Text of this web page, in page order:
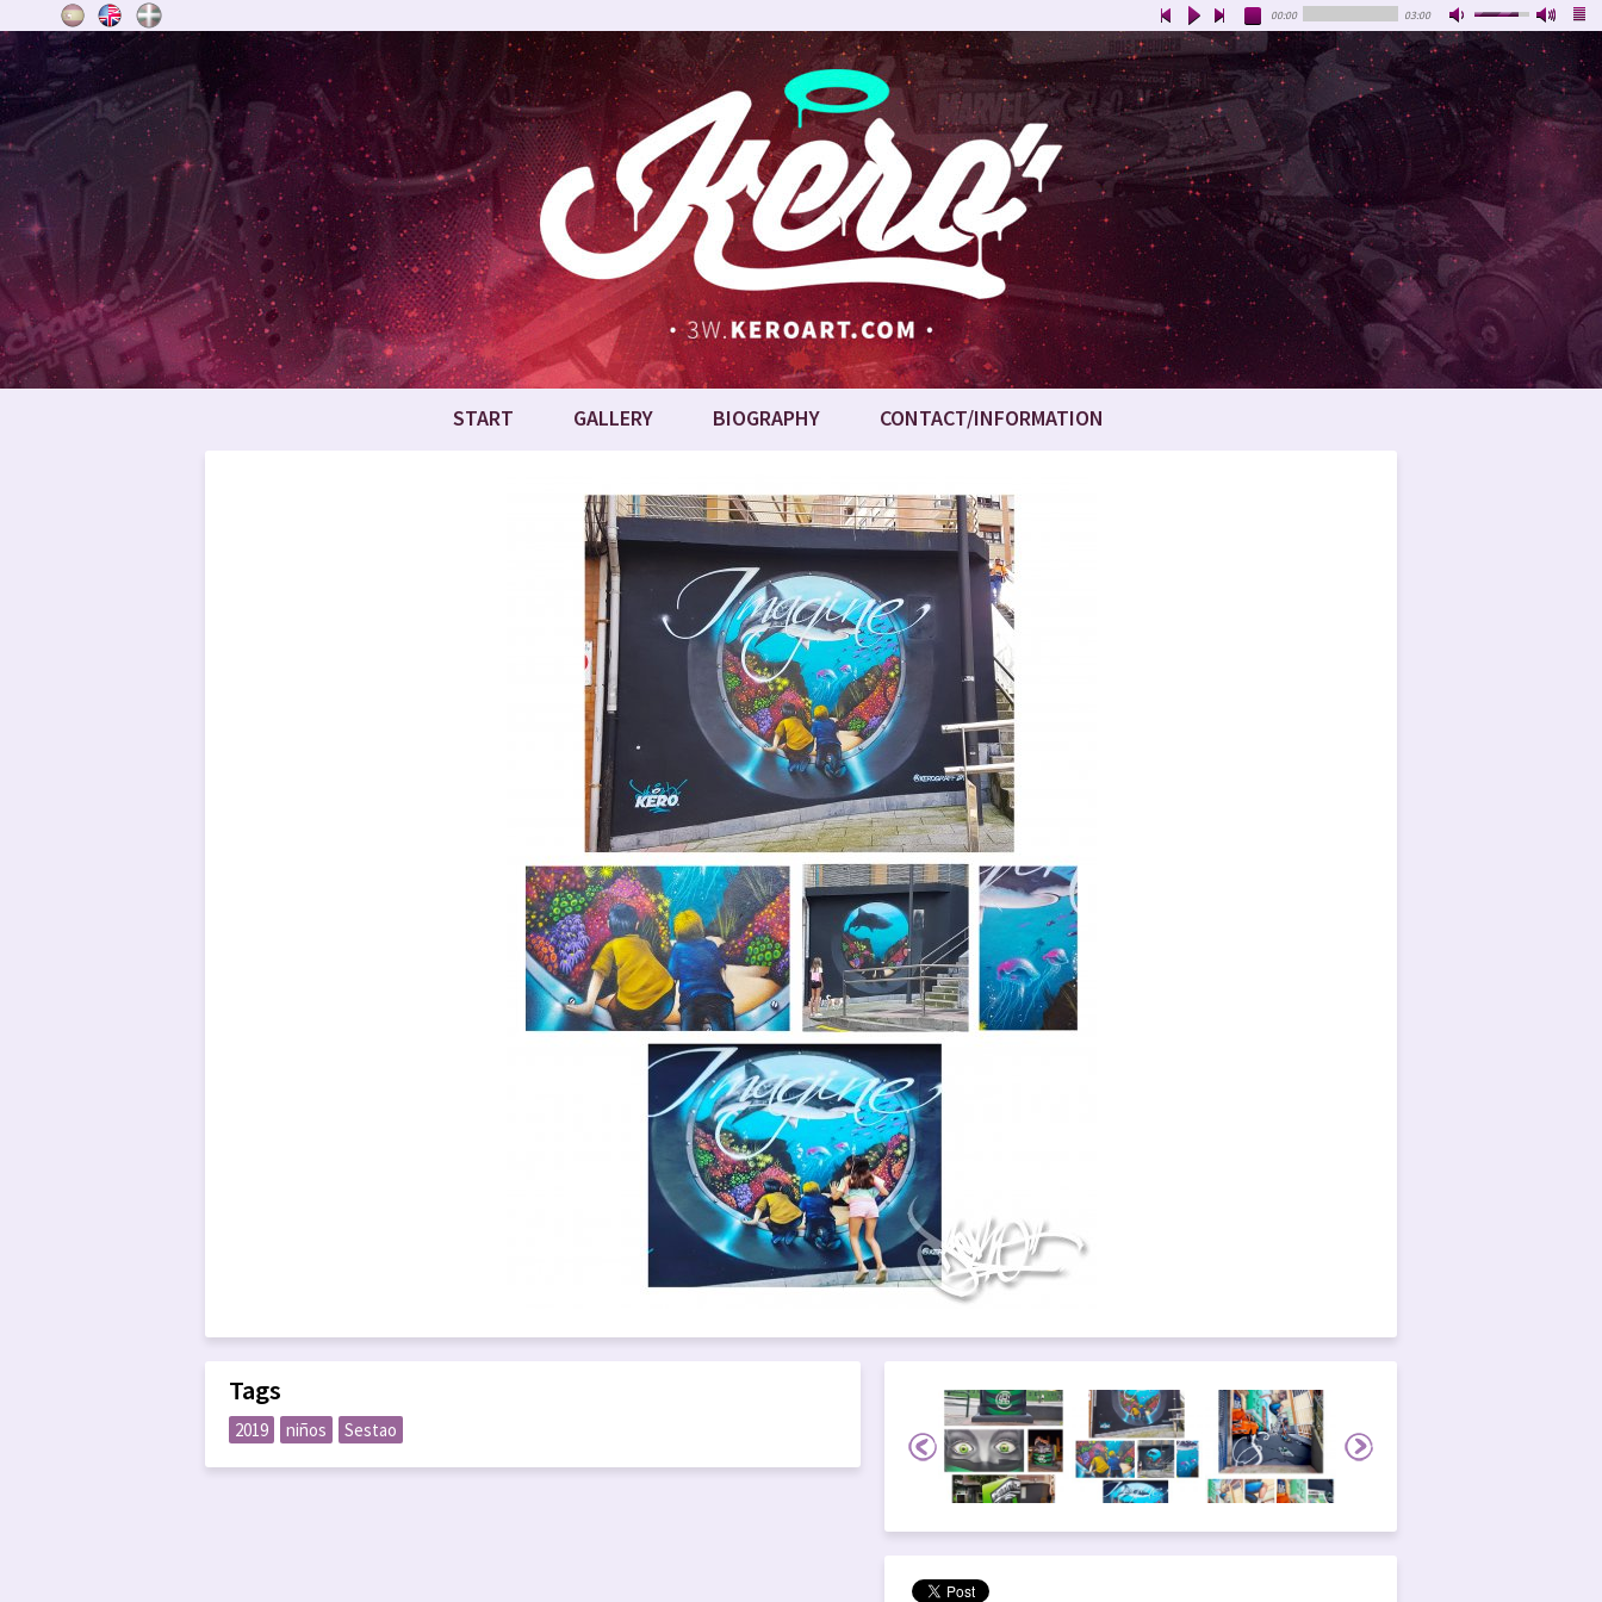
00:00 03:00
START GALLERY BIOGRAPHY CONTACT/INFORMATION
Tags
2019 niños Sestao